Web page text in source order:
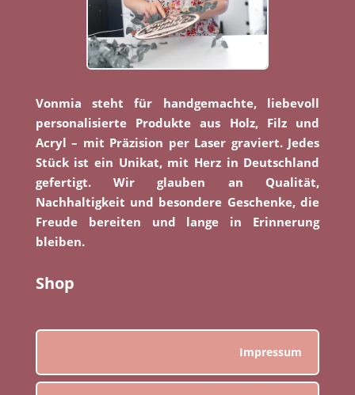
Vonmia steht für handgemachte, liebevoll
personalisierte Produkte aus Holz, Filz und
Acryl – mit Präzision per Laser graviert. Jedes
Stück ist ein Unikat, mit Herz in Deutschland
gefertigt. Wir glauben an Qualität,
Nachhaltigkeit und besondere Geschenke, die
Freude bereiten und lange in Erinnerung
bleiben.
Shop
Impressum